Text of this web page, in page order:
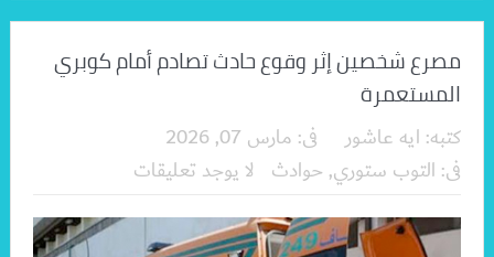
مصرع شخصين إثر وقوع حادث تصادم أمام كوبري
المستعمرة
كتبه: ايه عاشور فى: مارس 07, 2026
فى: التوب ستوري, حوادث لا يوجد تعليقات